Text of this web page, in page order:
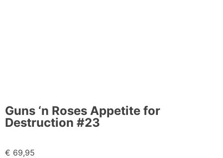
Guns ‘n Roses Appetite for
Destruction #23
€ 69,95